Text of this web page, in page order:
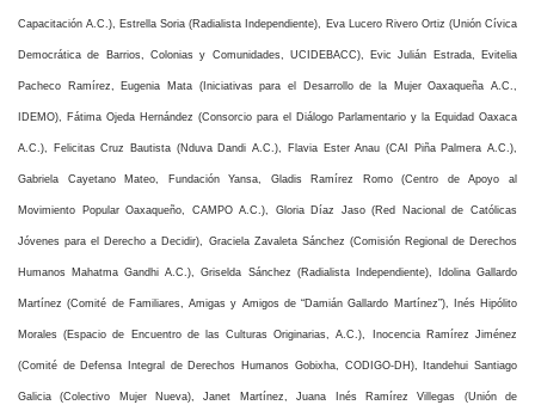
Capacitación A.C.), Estrella Soria (Radialista Independiente), Eva Lucero Rivero Ortiz (Unión Cívica
Democrática de Barrios, Colonias y Comunidades, UCIDEBACC), Evic Julián Estrada, Evitelia
Pacheco Ramírez, Eugenia Mata (Iniciativas para el Desarrollo de la Mujer Oaxaqueña A.C.,
IDEMO), Fátima Ojeda Hernández (Consorcio para el Diálogo Parlamentario y la Equidad Oaxaca
A.C.), Felicitas Cruz Bautista (Nduva Dandi A.C.), Flavia Ester Anau (CAI Piña Palmera A.C.),
Gabriela Cayetano Mateo, Fundación Yansa, Gladis Ramírez Romo (Centro de Apoyo al
Movimiento Popular Oaxaqueño, CAMPO A.C.), Gloria Díaz Jaso (Red Nacional de Católicas
Jóvenes para el Derecho a Decidir), Graciela Zavaleta Sánchez (Comisión Regional de Derechos
Humanos Mahatma Gandhi A.C.), Griselda Sánchez (Radialista Independiente), Idolina Gallardo
Martínez (Comité de Familiares, Amigas y Amigos de “Damián Gallardo Martínez”), Inés Hipólito
Morales (Espacio de Encuentro de las Culturas Originarias, A.C.), Inocencia Ramírez Jiménez
(Comité de Defensa Integral de Derechos Humanos Gobixha, CODIGO-DH), Itandehui Santiago
Galicia (Colectivo Mujer Nueva), Janet Martínez, Juana Inés Ramírez Villegas (Unión de